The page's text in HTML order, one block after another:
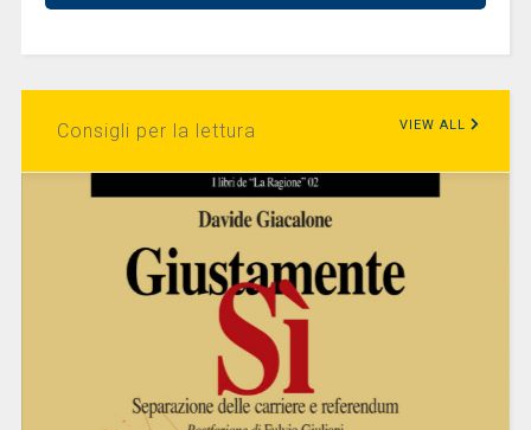
Consigli per la lettura VIEW ALL